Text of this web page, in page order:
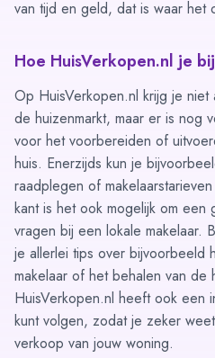
van tijd en geld, dat is waar het
Hoe HuisVerkopen.nl je
Op HuisVerkopen.nl krijg je niet
de huizenmarkt, maar er is nog
voor het voorbereiden of
huis. Enerzijds kun je
raadplegen of
kant is het ook mogelijk om een
vragen bij een lokale makelaar.
je allerlei tips over bijvoorbeeld
makelaar of het behalen van de
HuisVerkopen.nl heeft ook een
kunt volgen, zodat je zeker
verkoop van jouw woning.